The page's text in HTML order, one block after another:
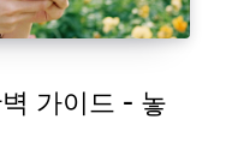
가이드 - 놓